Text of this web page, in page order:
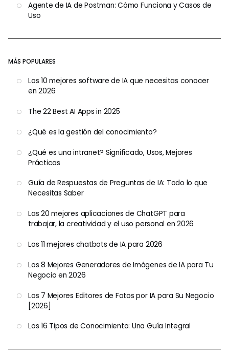
Agente de IA de Postman: Cómo Funciona y Casos de
Uso
MÁS POPULARES
Los 10 mejores software de IA que necesitas conocer
en 2026
The 22 Best AI Apps in 2025
¿Qué es la gestión del conocimiento?
¿Qué es una intranet? Significado, Usos, Mejores
Prácticas
Guía de Respuestas de Preguntas de IA: Todo lo que
Necesitas Saber
Las 20 mejores aplicaciones de ChatGPT para
trabajar, la creatividad y el uso personal en 2026
Los 11 mejores chatbots de IA para 2026
Los 8 Mejores Generadores de Imágenes de IA para Tu
Negocio en 2026
Los 7 Mejores Editores de Fotos por IA para Su Negocio
[2026]
Los 16 Tipos de Conocimiento: Una Guía Integral